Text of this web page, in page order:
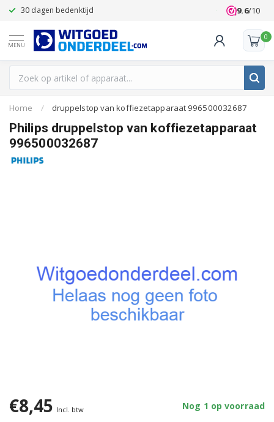
30 dagen bedenktijd Klanten
9.6/10
MENU
0
Home / druppelstop van koffiezetapparaat 996500032687
Philips druppelstop van koffiezetapparaat
996500032687
€8,45 Incl. btw Nog 1 op voorraad